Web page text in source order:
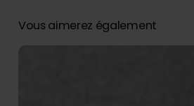
Vous aimerez également